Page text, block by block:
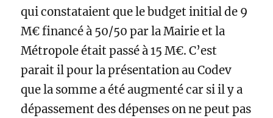
qui constataient que le budget initial de 9
M€ financé à 50/50 par la Mairie et la
Métropole était passé à 15 M€. C’est
parait il pour la présentation au Codev
que la somme a été augmenté car si il y a
dépassement des dépenses on ne peut pas